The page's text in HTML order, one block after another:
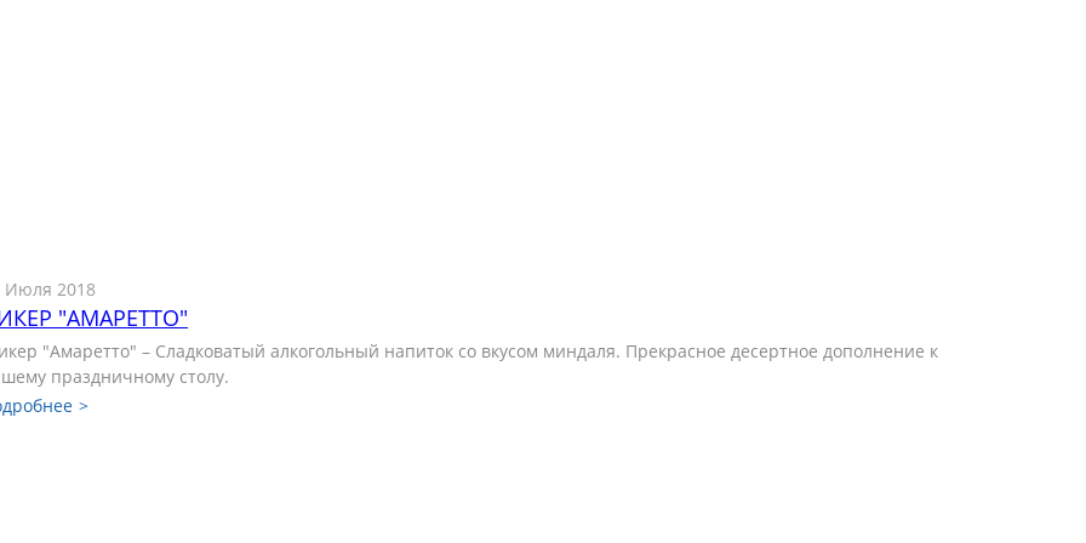
Июля 2018
"АМАРЕТТО"
"Амаретто" – Сладковатый алкогольный напиток со вкусом миндаля. Прекрасное десертное дополнение к
праздничному столу.